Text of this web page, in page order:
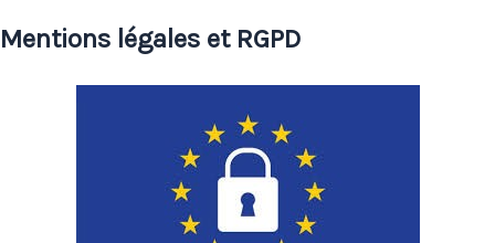
Mentions légales et RGPD